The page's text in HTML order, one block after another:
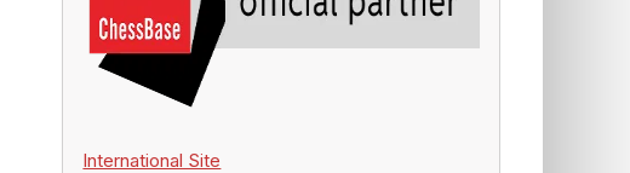
International Site